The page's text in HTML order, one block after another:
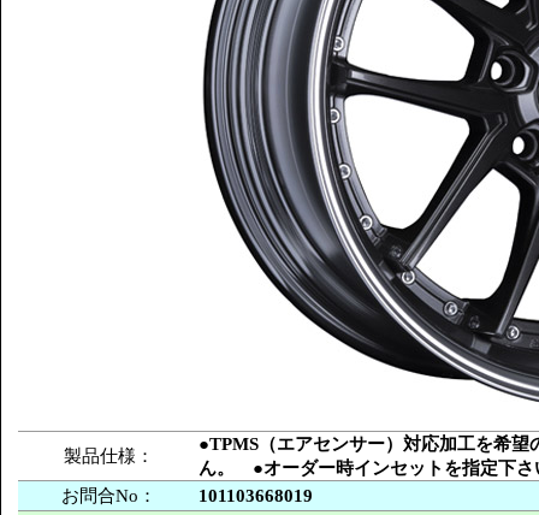
製品仕様：
●TPMS（エアセンサー）対応加工を希
ん。 ●オーダー時インセットを指定下
お問合No：
101103668019